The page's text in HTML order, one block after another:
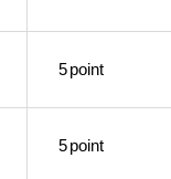
5point
5point